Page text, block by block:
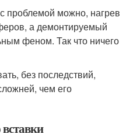
проблемой можно, нагрев
а демонтируемый
феном. Так что ничего
без последствий,
чем его